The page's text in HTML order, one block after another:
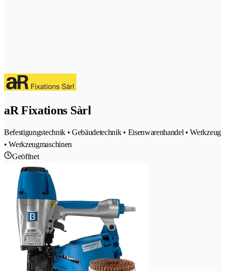
aR Fixations Sàrl
Befestigungstechnik • Gebäudetechnik • Eisenwarenhandel • Werkzeug
• Werkzeugmaschinen
Geöffnet